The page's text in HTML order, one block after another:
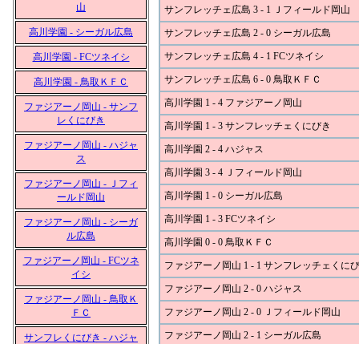
山
高川学園 - シーガル広島
高川学園 - FCツネイシ
高川学園 - 鳥取ＫＦＣ
ファジアーノ岡山 - サンフ
レくにびき
ファジアーノ岡山 - ハジャ
ス
ファジアーノ岡山 - Ｊフィ
ールド岡山
ファジアーノ岡山 - シーガ
ル広島
ファジアーノ岡山 - FCツネ
イシ
ファジアーノ岡山 - 鳥取Ｋ
ＦＣ
サンフレくにびき - ハジャ
サンフレッチェ広島 3 - 1 Ｊフィールド岡山
サンフレッチェ広島 2 - 0 シーガル広島
サンフレッチェ広島 4 - 1 FCツネイシ
サンフレッチェ広島 6 - 0 鳥取ＫＦＣ
高川学園 1 - 4 ファジアーノ岡山
高川学園 1 - 3 サンフレッチェくにびき
高川学園 2 - 4 ハジャス
高川学園 3 - 4 Ｊフィールド岡山
高川学園 1 - 0 シーガル広島
高川学園 1 - 3 FCツネイシ
高川学園 0 - 0 鳥取ＫＦＣ
ファジアーノ岡山 1 - 1 サンフレッチェくに
ファジアーノ岡山 2 - 0 ハジャス
ファジアーノ岡山 2 - 0 Ｊフィールド岡山
ファジアーノ岡山 2 - 1 シーガル広島